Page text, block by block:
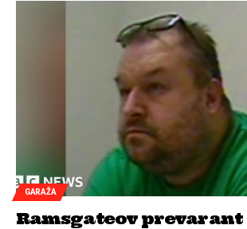
GARAŽA
Ramsgateov prevarant